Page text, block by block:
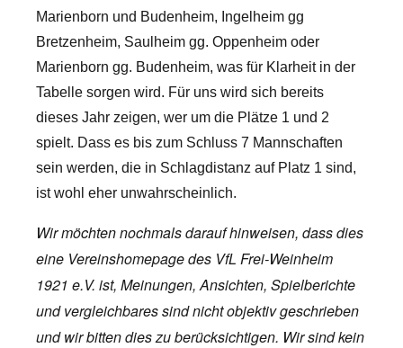
Marienborn und Budenheim, Ingelheim gg
Bretzenheim, Saulheim gg. Oppenheim oder
Marienborn gg. Budenheim, was für Klarheit in der
Tabelle sorgen wird. Für uns wird sich bereits
dieses Jahr zeigen, wer um die Plätze 1 und 2
spielt. Dass es bis zum Schluss 7 Mannschaften
sein werden, die in Schlagdistanz auf Platz 1 sind,
ist wohl eher unwahrscheinlich.
Wir möchten nochmals darauf hinweisen, dass dies
eine Vereinshomepage des VfL Frei-Weinheim
1921 e.V. ist, Meinungen, Ansichten, Spielberichte
und vergleichbares sind nicht objektiv geschrieben
und wir bitten dies zu berücksichtigen. Wir sind kein